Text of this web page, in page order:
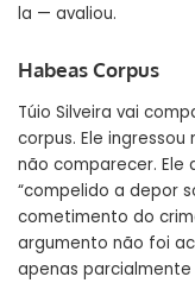
la — avaliou.
Habeas Corpus
Túio Silveira vai
corpus. Ele ingressou
não comparecer. Ele
“compelido a depor
cometimento do
argumento não foi
apenas